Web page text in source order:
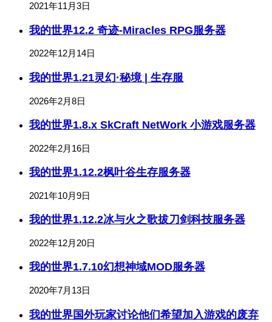
2021年11月3日
我的世界12.2 奇迹-Miracles RPG服务器
2022年12月14日
我的世界1.21灵幻·秘境 | 生存服
2026年2月8日
我的世界1.8.x SkCraft NetWork 小游戏服务器
2022年2月16日
我的世界1.12.2枫叶谷生存服务器
2021年10月9日
我的世界1.12.2冰与火之歌拔刀剑科技服务器
2022年12月20日
我的世界1.7.10幻想神域MOD服务器
2020年7月13日
我的世界国外玩家讨论他们希望加入游戏的废弃